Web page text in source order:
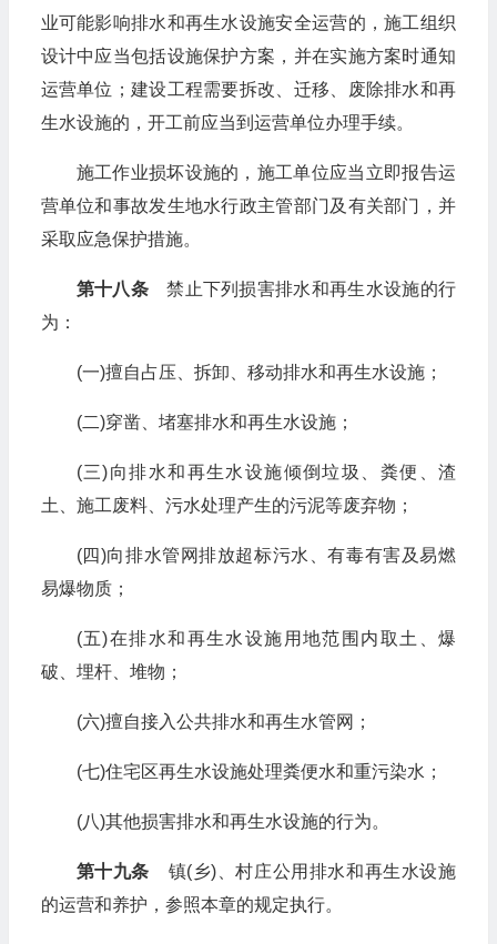
业可能影响排水和再生水设施安全运营的，施工组织
设计中应当包括设施保护方案，并在实施方案时通知
运营单位；建设工程需要拆改、迁移、废除排水和再
生水设施的，开工前应当到运营单位办理手续。
施工作业损坏设施的，施工单位应当立即报告运
营单位和事故发生地水行政主管部门及有关部门，并
采取应急保护措施。
第十八条禁止下列损害排水和再生水设施的行
为：
(一)擅自占压、拆卸、移动排水和再生水设施；
(二)穿凿、堵塞排水和再生水设施；
(三)向排水和再生水设施倾倒垃圾、粪便、渣
土、施工废料、污水处理产生的污泥等废弃物；
(四)向排水管网排放超标污水、有毒有害及易燃
易爆物质；
(五)在排水和再生水设施用地范围内取土、爆
破、埋杆、堆物；
(六)擅自接入公共排水和再生水管网；
(七)住宅区再生水设施处理粪便水和重污染水；
(八)其他损害排水和再生水设施的行为。
第十九条 镇(乡)、村庄公用排水和再生水设施
的运营和养护，参照本章的规定执行。